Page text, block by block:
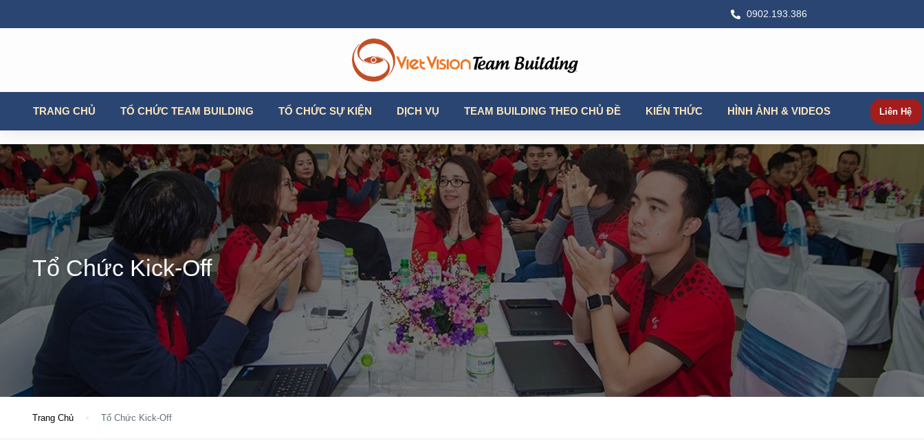
0902.193.386
TRANG CHỦ TỔ CHỨC TEAM BUILDING TỔ CHỨC SỰ KIỆN DỊCH VỤ TEAM BUILDING THEO CHỦ ĐỀ KIẾN THỨC HÌNH ẢNH & VIDEOS Liên Hệ
Tổ Chức Kick-Off
Trang Chủ Tổ Chức Kick-Off